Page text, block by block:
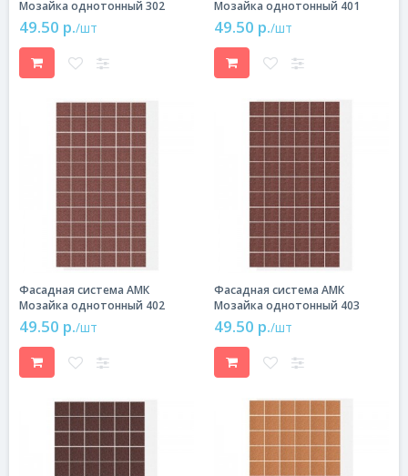
Мозайка однотонный 302
49.50 р./шт
Мозайка однотонный 401
49.50 р./шт
Фасадная система АМК
Мозайка однотонный 402
49.50 р./шт
Фасадная система АМК
Мозайка однотонный 403
49.50 р./шт